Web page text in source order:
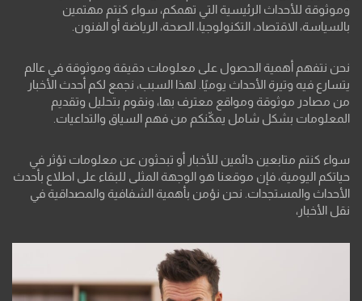
وموثوقة للأحداث الرئيسية التي تهمكم، سواء كنتم مهتمين
بالسياسة، الاقتصاد، التكنولوجيا، الصحة، الرياضة أو الفنون.
نحن نتفهم أهمية الحصول على معلومات دقيقة وموثوقة في عالم
يتسارع فيه وتيرة الأحداث يوميًا. لهذا السبب، نجمع لكم أحدث الأخبار
من مصادر موثوقة ومواقع معترف بها، ونقوم بتحليل وتقديم
المعلومات بشكل شامل يمكّنكم من فهم السياق والتداعيات.
سواء كنتم متابعين دائمين للأخبار أو تبحثون عن معلومات تؤثر في
حياتكم اليومية، فإن موقعنا هو الوجهة المثلى للبقاء على اطلاع بأحدث
الأحداث والمستجدات. نحن نؤمن بأهمية الشفافية والمصداقية في
نقل الأخبار،